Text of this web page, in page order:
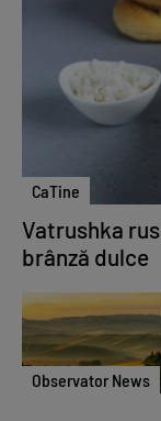
CaTine
Vatrushka
brânză dulce
Observator News